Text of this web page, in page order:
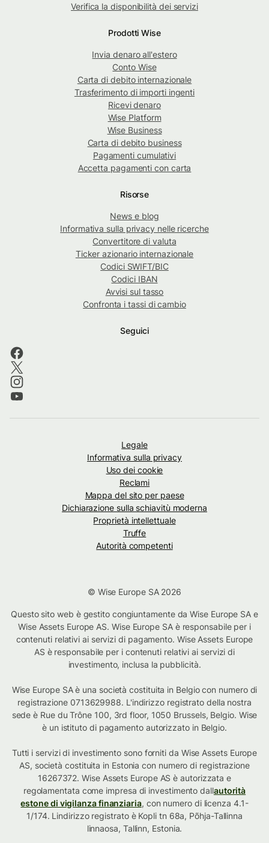
Verifica la disponibilità dei servizi
Prodotti Wise
Invia denaro all'estero
Conto Wise
Carta di debito internazionale
Trasferimento di importi ingenti
Ricevi denaro
Wise Platform
Wise Business
Carta di debito business
Pagamenti cumulativi
Accetta pagamenti con carta
Risorse
News e blog
Informativa sulla privacy nelle ricerche
Convertitore di valuta
Ticker azionario internazionale
Codici SWIFT/BIC
Codici IBAN
Avvisi sul tasso
Confronta i tassi di cambio
Seguici
Legale
Informativa sulla privacy
Uso dei cookie
Reclami
Mappa del sito per paese
Dichiarazione sulla schiavitù moderna
Proprietà intellettuale
Truffe
Autorità competenti
© Wise Europe SA 2026
Questo sito web è gestito congiuntamente da Wise Europe SA e
Wise Assets Europe AS. Wise Europe SA è responsabile per i
contenuti relativi ai servizi di pagamento. Wise Assets Europe
AS è responsabile per i contenuti relativi ai servizi di
investimento, inclusa la pubblicità.
Wise Europe SA è una società costituita in Belgio con numero di
registrazione 0713629988. L'indirizzo registrato della nostra
sede è Rue du Trône 100, 3rd floor, 1050 Brussels, Belgio. Wise
è un istituto di pagamento autorizzato in Belgio.
Tutti i servizi di investimento sono forniti da Wise Assets Europe
AS, società costituita in Estonia con numero di registrazione
16267372. Wise Assets Europe AS è autorizzata e
regolamentata come impresa di investimento dallautorità
estone di vigilanza finanziaria, con numero di licenza 4.1-
1/174. Lindirizzo registrato è Kopli tn 68a, Põhja-Tallinna
linnaosa, Tallinn, Estonia.